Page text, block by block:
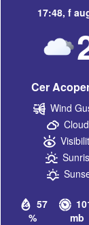
17:48,f
Cer
57
%
mb
Wind